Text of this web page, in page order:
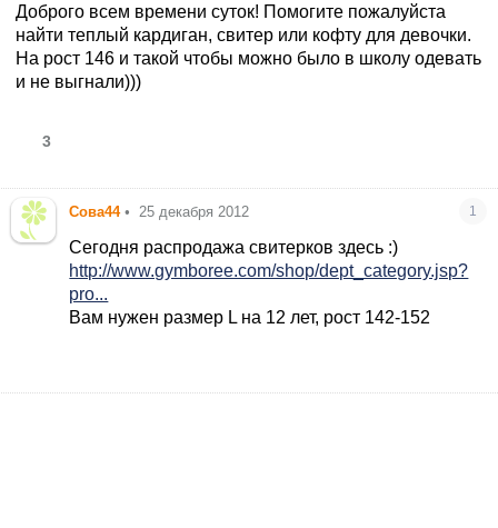
Доброго всем времени суток! Помогите пожалуйста
найти теплый кардиган, свитер или кофту для девочки.
На рост 146 и такой чтобы можно было в школу одевать
и не выгнали)))
3
Сова44 • 25 декабря 2012 1
Сегодня распродажа свитерков здесь :)
http://www.gymboree.com/shop/dept_category.jsp?
pro...
Вам нужен размер L на 12 лет, рост 142-152